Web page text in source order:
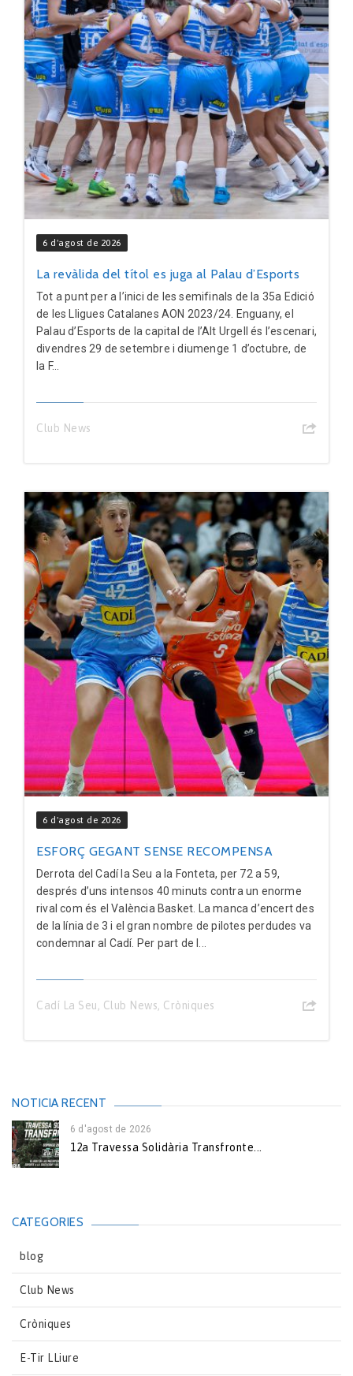
6 d'agost de 2026
La revàlida del títol es juga al Palau d’Esports
Tot a punt per a l’inici de les semifinals de la 35a Edició
de les Lligues Catalanes AON 2023/24. Enguany, el
Palau d’Esports de la capital de l’Alt Urgell és l’escenari,
divendres 29 de setembre i diumenge 1 d’octubre, de
la F...
Club News
6 d'agost de 2026
ESFORÇ GEGANT SENSE RECOMPENSA
Derrota del Cadí la Seu a la Fonteta, per 72 a 59,
després d’uns intensos 40 minuts contra un enorme
rival com és el València Basket. La manca d’encert des
de la línia de 3 i el gran nombre de pilotes perdudes va
condemnar al Cadí. Per part de l...
Cadí La Seu, Club News, Cròniques
NOTICIA RECENT
6 d'agost de 2026
12a Travessa Solidària Transfronte...
CATEGORIES
blog
Club News
Cròniques
E-Tir LLiure